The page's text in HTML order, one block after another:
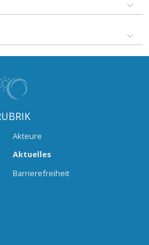
Akteure
Aktuelles
Barrierefreiheit